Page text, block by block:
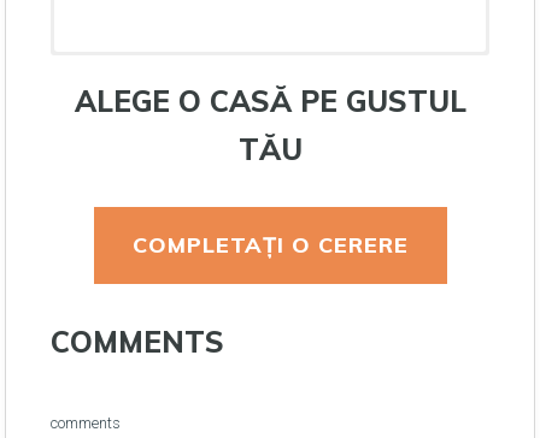
Lucrari de terasament
Lucrari de terasament
Lucrari de terasament
Fundatia casei
ALEGE O CASĂ PE GUSTUL
TĂU
COMPLETAȚI O CERERE
COMMENTS
comments